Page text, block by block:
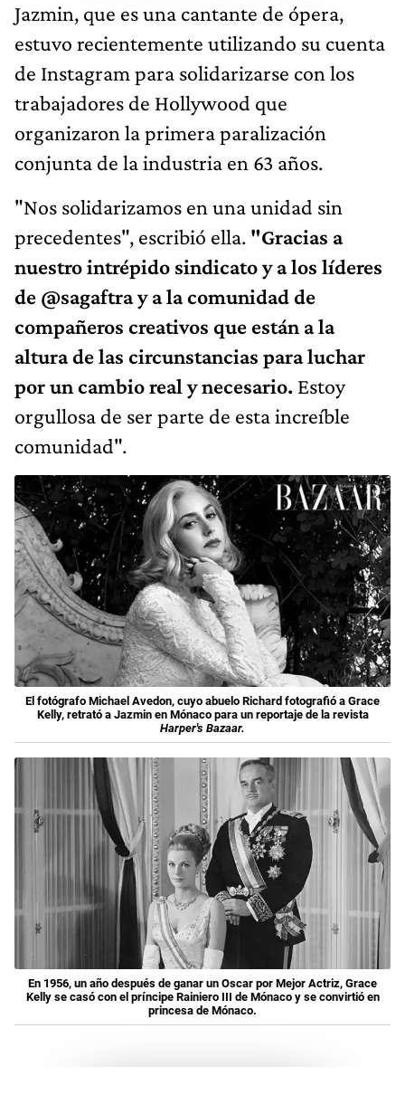
Jazmin, que es una cantante de ópera,
estuvo recientemente utilizando su cuenta
de Instagram para solidarizarse con los
trabajadores de Hollywood que
organizaron la primera paralización
conjunta de la industria en 63 años.
"Nos solidarizamos en una unidad sin
precedentes", escribió ella. "Gracias a
nuestro intrépido sindicato y a los líderes
de @sagaftra y a la comunidad de
compañeros creativos que están a la
altura de las circunstancias para luchar
por un cambio real y necesario. Estoy
orgullosa de ser parte de esta increíble
comunidad".
El fotógrafo Michael Avedon, cuyo abuelo Richard fotografió a Grace
Kelly, retrató a Jazmin en Mónaco para un reportaje de la revista
Harper's Bazaar.
En 1956, un año después de ganar un Oscar por Mejor Actriz, Grace
Kelly se casó con el príncipe Rainiero III de Mónaco y se convirtió en
princesa de Mónaco.